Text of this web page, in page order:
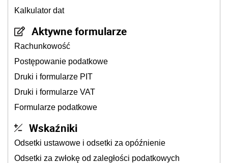
Kalkulator dat
Aktywne formularze
Rachunkowość
Postępowanie podatkowe
Druki i formularze PIT
Druki i formularze VAT
Formularze podatkowe
Wskaźniki
Odsetki ustawowe i odsetki za opóźnienie
Odsetki za zwłokę od zaległości podatkowych